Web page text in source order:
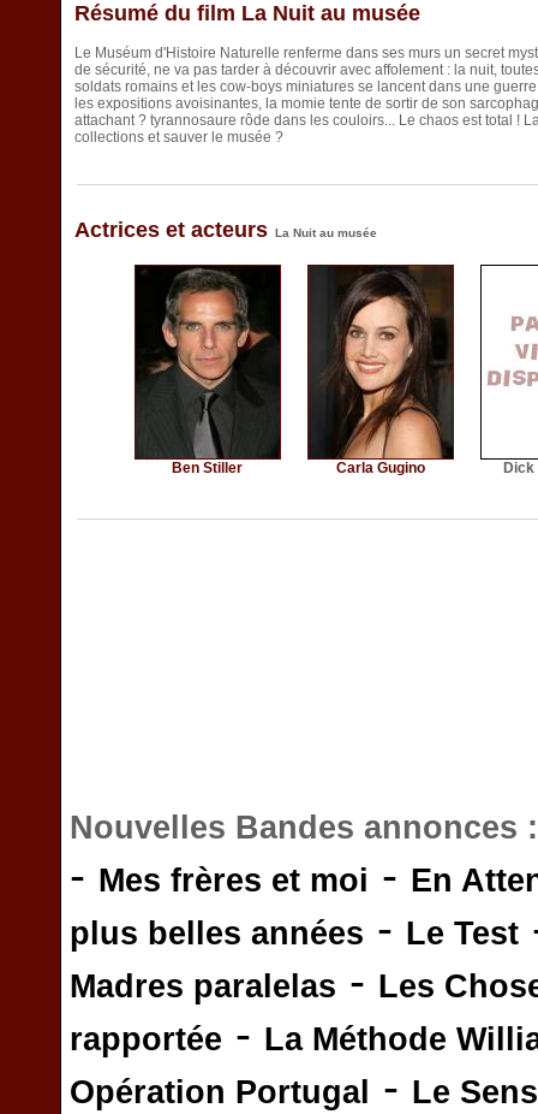
Résumé du film La Nuit au musée
Le Muséum d'Histoire Naturelle renferme dans ses murs un secret
de sécurité, ne va pas tarder à découvrir avec affolement : la nuit,
soldats romains et les cow-boys miniatures se lancent dans une
les expositions avoisinantes, la momie tente de sortir de son
attachant ? tyrannosaure rôde dans les couloirs... Le chaos est total !
collections et sauver le musée ?
Actrices et acteurs La Nuit au musée
Ben Stiller Carla Gugino Dick
Nouvelles Bandes annonces
- Mes frères et moi - En
plus belles années - Le Test
Madres paralelas - Les
rapportée - La Méthode
Opération Portugal
- Le